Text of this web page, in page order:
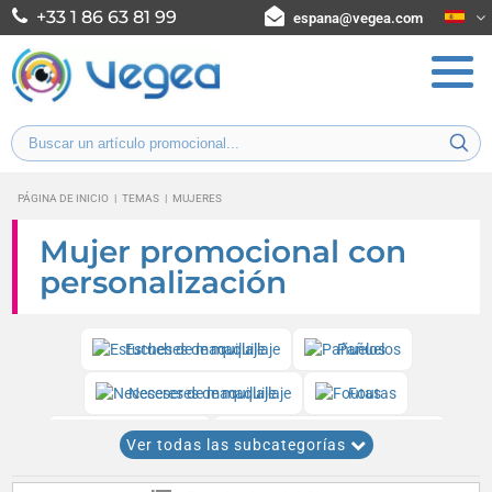
+33 1 86 63 81 99 espana@vegea.com
PÁGINA DE INICIO | TEMAS | MUJERES
Mujer promocional con
personalización
Estuches de maquillaje Pañuelos
Neceseres de maquillaje Foutas
Pulseras de tela Bálsamos y sticks labiales
Espejos de bolsillo Corazones Pareos
Ver todas las subcategorías